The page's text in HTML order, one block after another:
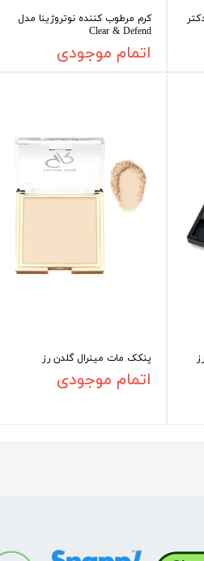
کرم مرطوب کننده نوتروژینا مدل
Clear & Defend
اتمام موجودی
پنکک مات مینرال گلدن رز
اتمام موجودی